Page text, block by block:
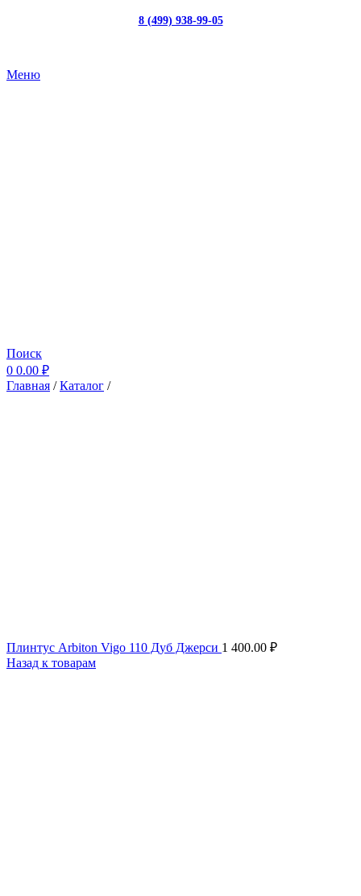
8 (499) 938-99-05
Меню
Поиск
0 0.00 ₽
Главная /Каталог /
Плинтус Arbiton Vigo 110 Дуб Джерси 1 400.00 ₽
Назад к товарам